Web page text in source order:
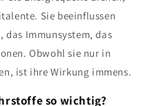
Sie beeinflussen
das Immunsystem, das
Obwohl sie nur in
ist ihre Wirkung immens.
so wichtig?